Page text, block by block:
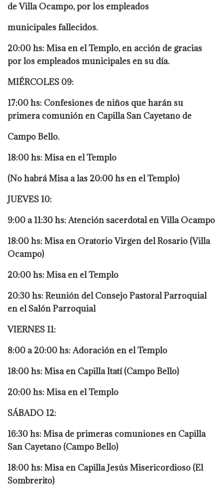
de Villa Ocampo, por los empleados
municipales fallecidos.
20:00 hs: Misa en el Templo, en acción de gracias
por los empleados municipales en su día.
MIÉRCOLES 09:
17:00 hs: Confesiones de niños que harán su
primera comunión en Capilla San Cayetano de
Campo Bello.
18:00 hs: Misa en el Templo
(No habrá Misa a las 20:00 hs en el Templo)
JUEVES 10:
9:00 a 11:30 hs: Atención sacerdotal en Villa Ocampo
18:00 hs: Misa en Oratorio Virgen del Rosario (Villa
Ocampo)
20:00 hs: Misa en el Templo
20:30 hs: Reunión del Consejo Pastoral Parroquial
en el Salón Parroquial
VIERNES 11:
8:00 a 20:00 hs: Adoración en el Templo
18:00 hs: Misa en Capilla Itatí (Campo Bello)
20:00 hs: Misa en el Templo
SÁBADO 12:
16:30 hs: Misa de primeras comuniones en Capilla
San Cayetano (Campo Bello)
18:00 hs: Misa en Capilla Jesús Misericordioso (El
Sombrerito)